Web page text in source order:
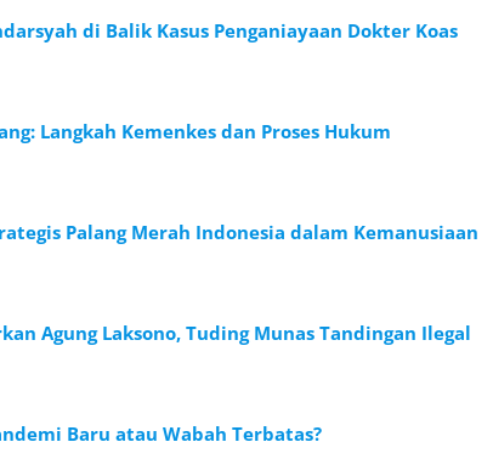
di Balik Kasus Penganiayaan Dokter Koas
Langkah Kemenkes dan Proses Hukum
Palang Merah Indonesia dalam Kemanusiaan
Agung Laksono, Tuding Munas Tandingan Ilegal
Baru atau Wabah Terbatas?